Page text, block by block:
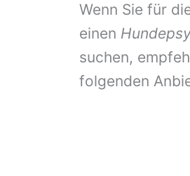
Wenn Sie für
einen
suchen,
folgenden